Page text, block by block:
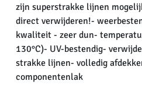
zijn superstrakke lijnen
direct verwijderen!-
kwaliteit - zeer dun-
130°C)- UV-bestendig-
strakke lijnen- volledig
componentenlak